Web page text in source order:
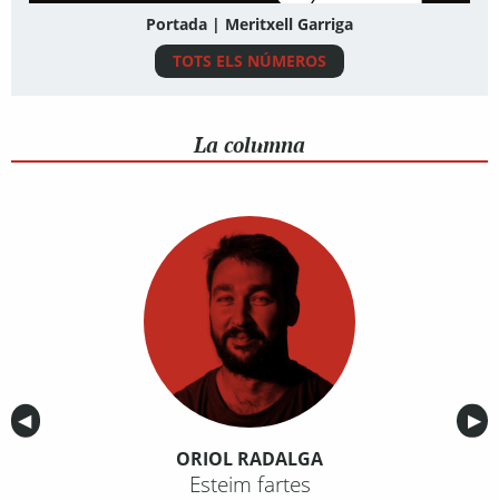
Portada | Meritxell Garriga
TOTS ELS NÚMEROS
La columna
Anterior
◀︎ ▶︎
ORIOL RADALGA
Esteim fartes